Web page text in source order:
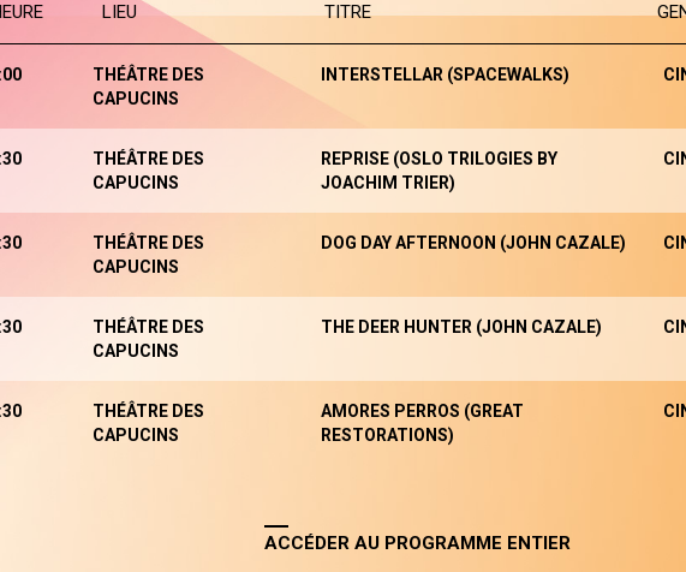
LIEU TITRE
THÉÂTRE DES
CAPUCINS
INTERSTELLAR (SPACEWALKS)
THÉÂTRE DES
CAPUCINS
REPRISE (OSLO TRILOGIES BY
JOACHIM TRIER)
THÉÂTRE DES
CAPUCINS
DOG DAY AFTERNOON (JOHN CAZALE)
THÉÂTRE DES
CAPUCINS
THE DEER HUNTER (JOHN CAZALE)
THÉÂTRE DES
CAPUCINS
AMORES PERROS (GREAT
RESTORATIONS)
ACCÉDER AU PROGRAMME ENTIER